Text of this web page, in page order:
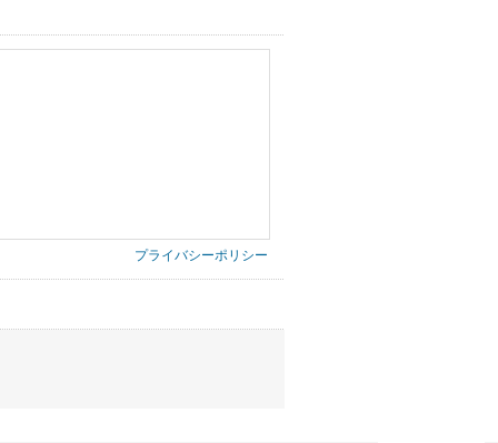
プライバシーポリシー